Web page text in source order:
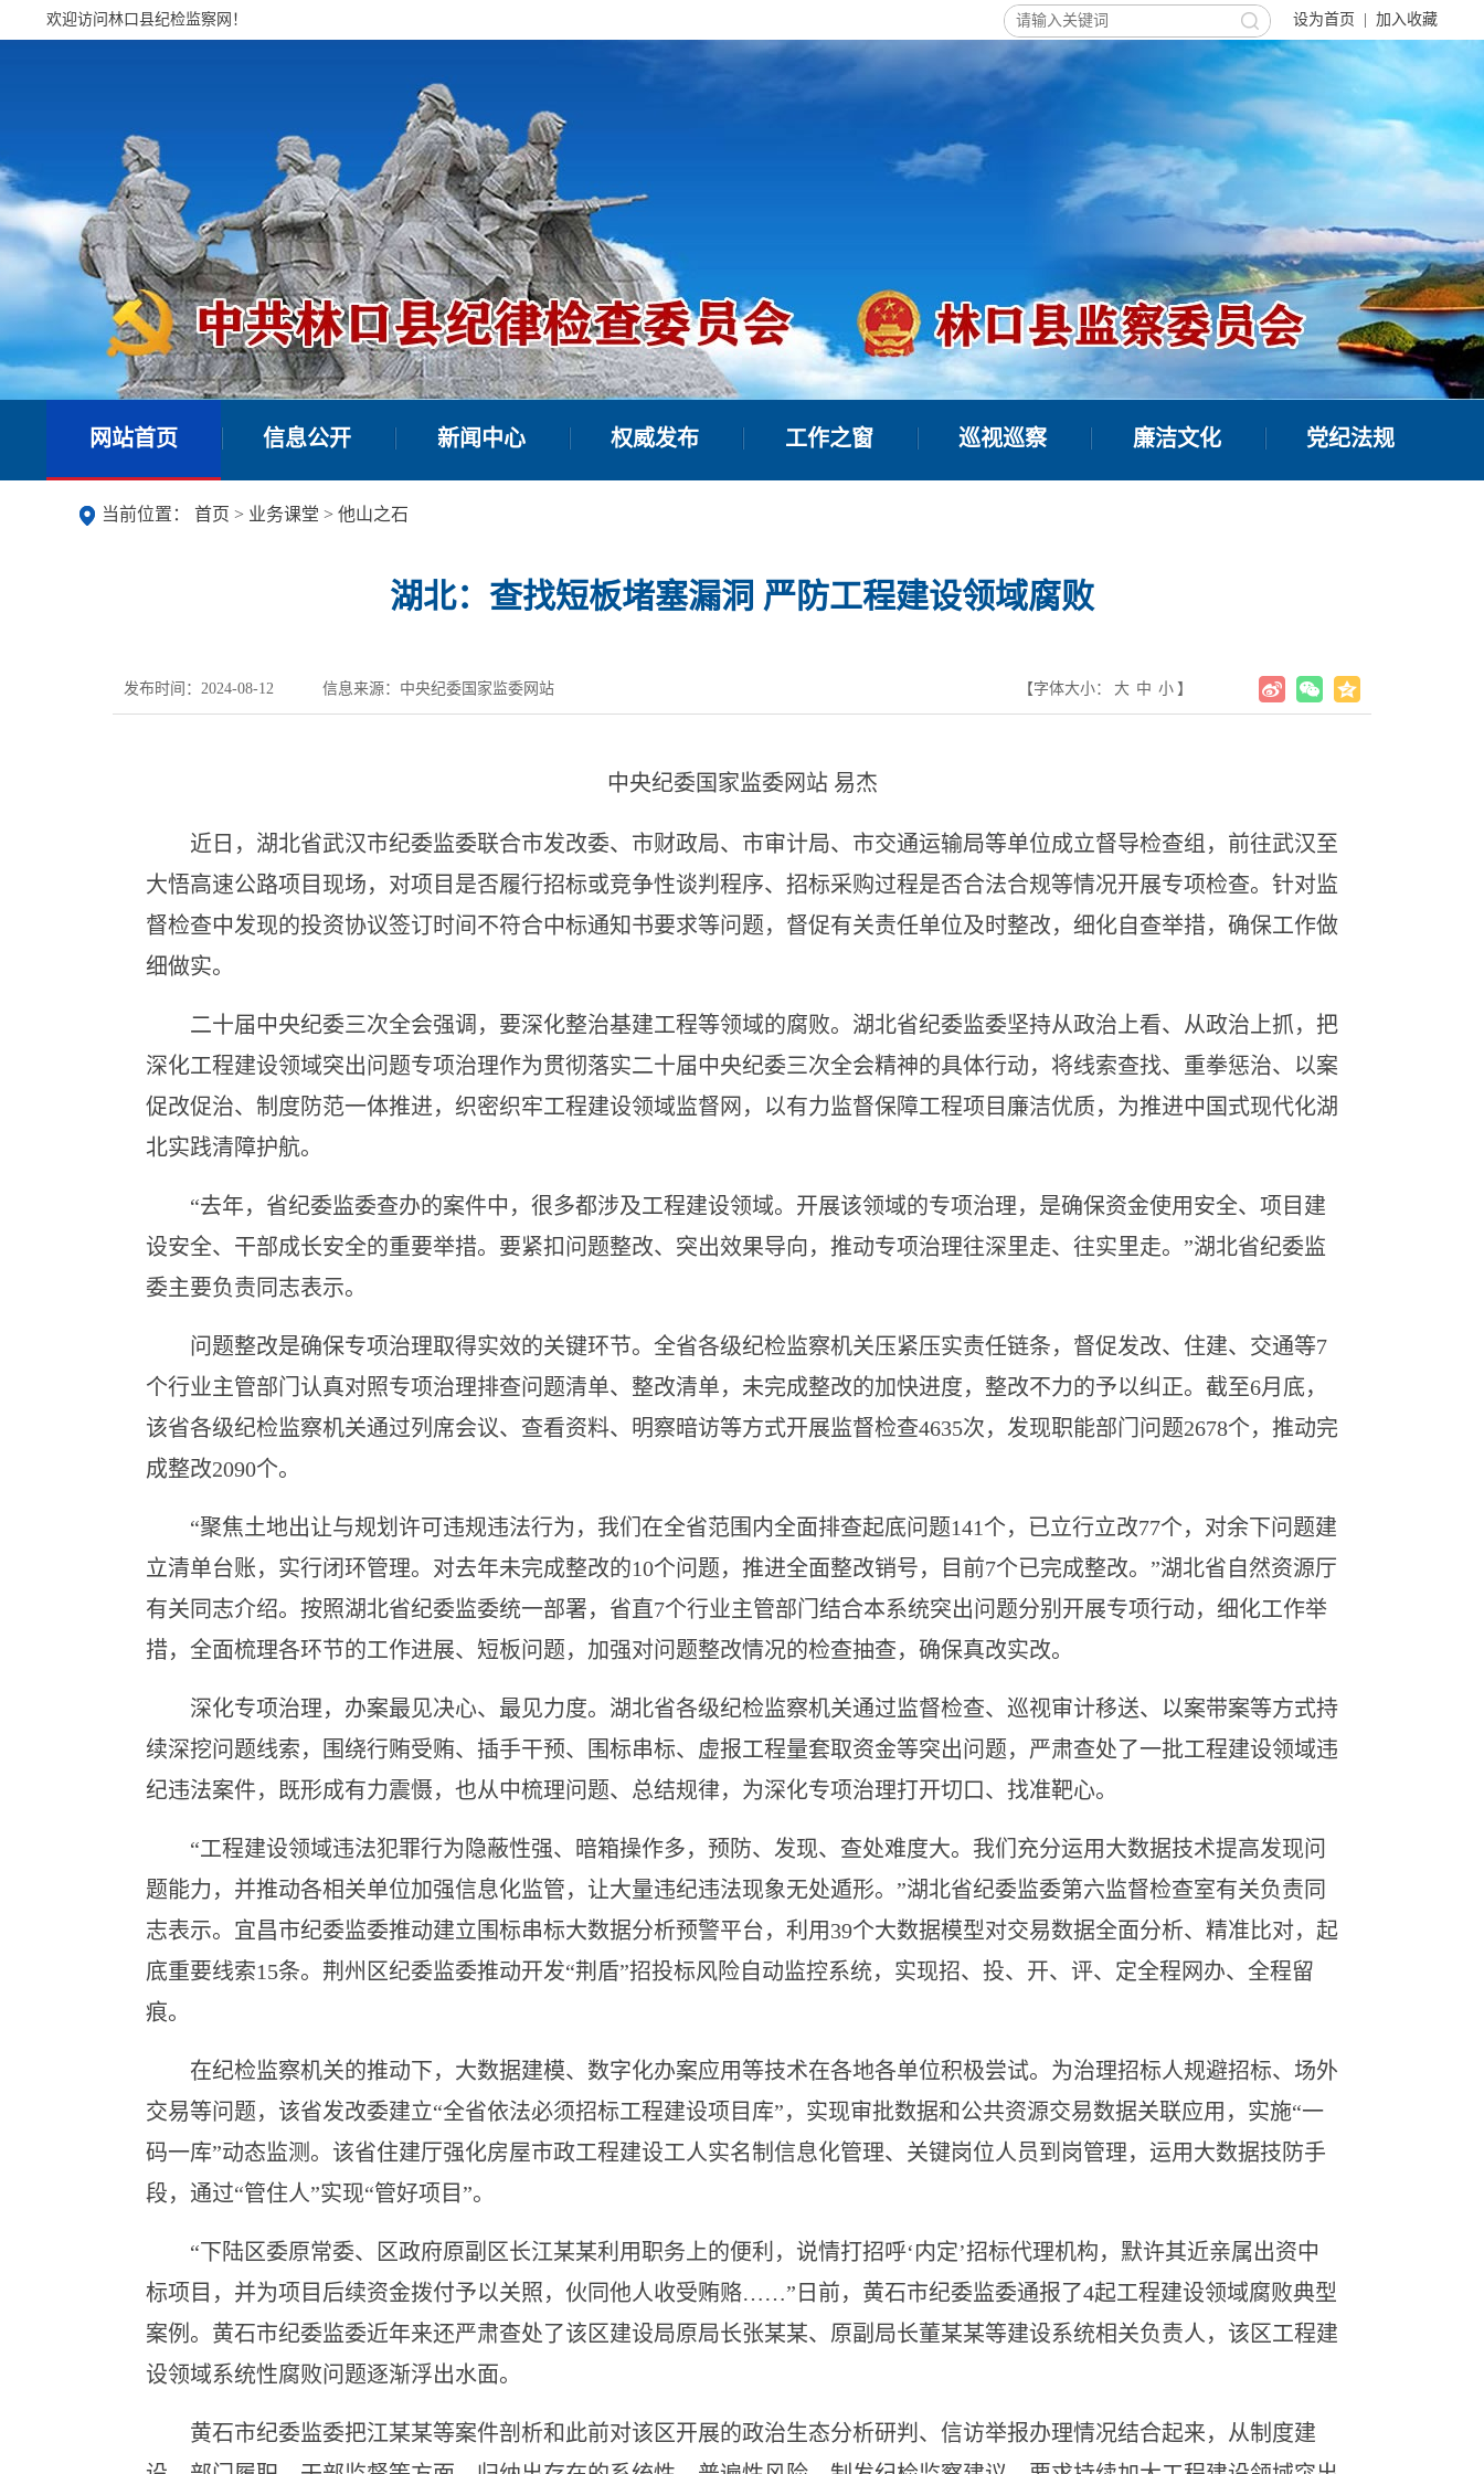
欢迎访问林口县纪检监察网！ 设为首页 加入收藏
网站首页 信息公开 新闻中心 权威发布 工作之窗 巡视巡察 廉洁文化 党纪法规
当前位置： 首页 > 业务课堂 > 他山之石
湖北：查找短板堵塞漏洞 严防工程建设领域腐败
发布时间：2024-08-12 信息来源：中央纪委国家监委网站 【字体大小： 大 中 小 】
中央纪委国家监委网站 易杰
近日，湖北省武汉市纪委监委联合市发改委、市财政局、市审计局、市交通运输局等单位成立督导检查组，前往武汉至
大悟高速公路项目现场，对项目是否履行招标或竞争性谈判程序、招标采购过程是否合法合规等情况开展专项检查。针对监
督检查中发现的投资协议签订时间不符合中标通知书要求等问题，督促有关责任单位及时整改，细化自查举措，确保工作做
细做实。
二十届中央纪委三次全会强调，要深化整治基建工程等领域的腐败。湖北省纪委监委坚持从政治上看、从政治上抓，把
深化工程建设领域突出问题专项治理作为贯彻落实二十届中央纪委三次全会精神的具体行动，将线索查找、重拳惩治、以案
促改促治、制度防范一体推进，织密织牢工程建设领域监督网，以有力监督保障工程项目廉洁优质，为推进中国式现代化湖
北实践清障护航。
“去年，省纪委监委查办的案件中，很多都涉及工程建设领域。开展该领域的专项治理，是确保资金使用安全、项目建
设安全、干部成长安全的重要举措。要紧扣问题整改、突出效果导向，推动专项治理往深里走、往实里走。”湖北省纪委监
委主要负责同志表示。
问题整改是确保专项治理取得实效的关键环节。全省各级纪检监察机关压紧压实责任链条，督促发改、住建、交通等7
个行业主管部门认真对照专项治理排查问题清单、整改清单，未完成整改的加快进度，整改不力的予以纠正。截至6月底，
该省各级纪检监察机关通过列席会议、查看资料、明察暗访等方式开展监督检查4635次，发现职能部门问题2678个，推动完
成整改2090个。
“聚焦土地出让与规划许可违规违法行为，我们在全省范围内全面排查起底问题141个，已立行立改77个，对余下问题建
立清单台账，实行闭环管理。对去年未完成整改的10个问题，推进全面整改销号，目前7个已完成整改。”湖北省自然资源厅
有关同志介绍。按照湖北省纪委监委统一部署，省直7个行业主管部门结合本系统突出问题分别开展专项行动，细化工作举
措，全面梳理各环节的工作进展、短板问题，加强对问题整改情况的检查抽查，确保真改实改。
深化专项治理，办案最见决心、最见力度。湖北省各级纪检监察机关通过监督检查、巡视审计移送、以案带案等方式持
续深挖问题线索，围绕行贿受贿、插手干预、围标串标、虚报工程量套取资金等突出问题，严肃查处了一批工程建设领域违
纪违法案件，既形成有力震慑，也从中梳理问题、总结规律，为深化专项治理打开切口、找准靶心。
“工程建设领域违法犯罪行为隐蔽性强、暗箱操作多，预防、发现、查处难度大。我们充分运用大数据技术提高发现问
题能力，并推动各相关单位加强信息化监管，让大量违纪违法现象无处遁形。”湖北省纪委监委第六监督检查室有关负责同
志表示。宜昌市纪委监委推动建立围标串标大数据分析预警平台，利用39个大数据模型对交易数据全面分析、精准比对，起
底重要线索15条。荆州区纪委监委推动开发“荆盾”招投标风险自动监控系统，实现招、投、开、评、定全程网办、全程留
痕。
在纪检监察机关的推动下，大数据建模、数字化办案应用等技术在各地各单位积极尝试。为治理招标人规避招标、场外
交易等问题，该省发改委建立“全省依法必须招标工程建设项目库”，实现审批数据和公共资源交易数据关联应用，实施“一
码一库”动态监测。该省住建厅强化房屋市政工程建设工人实名制信息化管理、关键岗位人员到岗管理，运用大数据技防手
段，通过“管住人”实现“管好项目”。
“下陆区委原常委、区政府原副区长江某某利用职务上的便利，说情打招呼‘内定’招标代理机构，默许其近亲属出资中
标项目，并为项目后续资金拨付予以关照，伙同他人收受贿赂……”日前，黄石市纪委监委通报了4起工程建设领域腐败典型
案例。黄石市纪委监委近年来还严肃查处了该区建设局原局长张某某、原副局长董某某等建设系统相关负责人，该区工程建
设领域系统性腐败问题逐渐浮出水面。
黄石市纪委监委把江某某等案件剖析和此前对该区开展的政治生态分析研判、信访举报办理情况结合起来，从制度建